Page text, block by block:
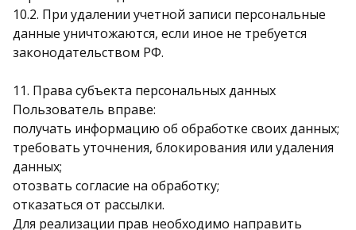
10.2. При удалении учетной записи персональные
данные уничтожаются, если иное не требуется
законодательством РФ.
11. Права субъекта персональных данных
Пользователь вправе:
получать информацию об обработке своих данных;
требовать уточнения, блокирования или удаления
данных;
отозвать согласие на обработку;
отказаться от рассылки.
Для реализации прав необходимо направить